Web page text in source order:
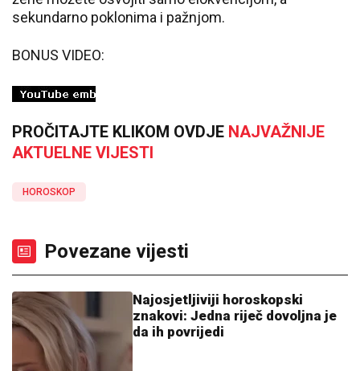
sekundarno poklonima i pažnjom.
BONUS VIDEO:
PROČITAJTE KLIKOM OVDJE NAJVAŽNIJE
AKTUELNE VIJESTI
HOROSKOP
Povezane vijesti
Najosjetljiviji horoskopski
znakovi: Jedna riječ dovoljna je
da ih povrijedi